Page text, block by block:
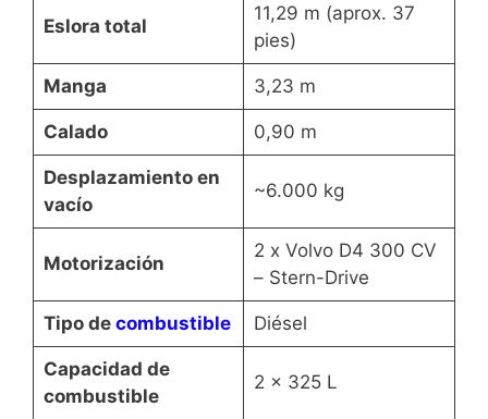
Eslora total
11,29 m (aprox. 37
pies)
Manga 3,23 m
Calado 0,90 m
Desplazamiento en
vacío
~6.000 kg
Motorización
2 x Volvo D4 300 CV
– Stern-Drive
Tipo de combustible Diésel
Capacidad de
combustible
2 x 325 L